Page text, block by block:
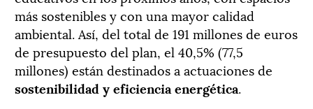
más sostenibles y con una mayor calidad
ambiental. Así, del total de 191 millones de euros
de presupuesto del plan, el 40,5% (77,5
millones) están destinados a actuaciones de
sostenibilidad y eficiencia energética.